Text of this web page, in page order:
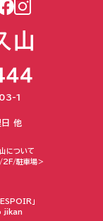
1
日 他
について
2F/駐車場＞
」
jikan